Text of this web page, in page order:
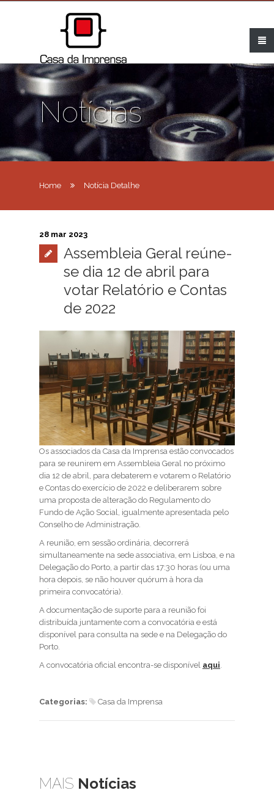
Notícias
Home Notícia Detalhe
28 mar 2023
Assembleia Geral reúne-
se dia 12 de abril para
votar Relatório e Contas
de 2022
Os associados da Casa da Imprensa estão convocados
para se reunirem em Assembleia Geral no próximo
dia 12 de abril, para debaterem e votarem o Relatório
e Contas do exercício de 2022 e deliberarem sobre
uma proposta de alteração do Regulamento do
Fundo de Ação Social, igualmente apresentada pelo
Conselho de Administração.
A reunião, em sessão ordinária, decorrerá
simultaneamente na sede associativa, em Lisboa, e na
Delegação do Porto, a partir das 17:30 horas (ou uma
hora depois, se não houver quórum à hora da
primeira convocatória).
A documentação de suporte para a reunião foi
distribuída juntamente com a convocatória e está
disponível para consulta na sede e na Delegação do
Porto.
A convocatória oficial encontra-se disponível aqui
Categorias: Casa da Imprensa
MAIS Notícias